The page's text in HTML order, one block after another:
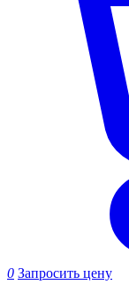
0 Запросить цену